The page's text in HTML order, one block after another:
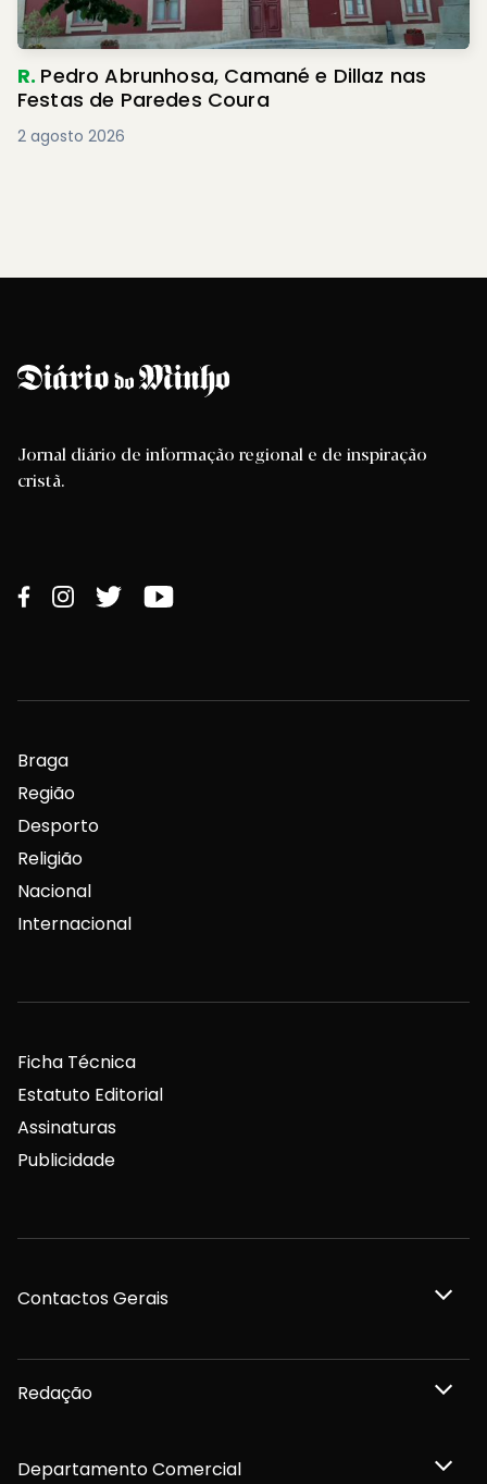
R. Pedro Abrunhosa, Camané e Dillaz nas
Festas de Paredes Coura
2 agosto 2026
Jornal diário de informação regional e de inspiração
cristã.
Braga
Região
Desporto
Religião
Nacional
Internacional
Ficha Técnica
Estatuto Editorial
Assinaturas
Publicidade
Contactos Gerais
Redação
Departamento Comercial